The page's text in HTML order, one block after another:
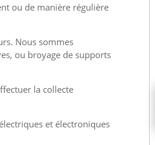
ou de manière régulière
Nous sommes
ou broyage de supports
la collecte
et électroniques